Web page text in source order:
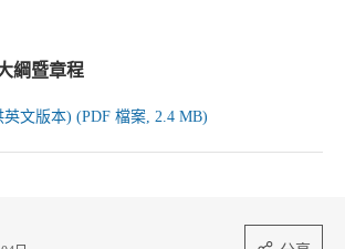
綱暨章程
文版本) (PDF 檔案, 2.4 MB)